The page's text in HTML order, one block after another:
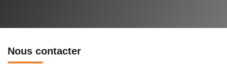
Nous contacter